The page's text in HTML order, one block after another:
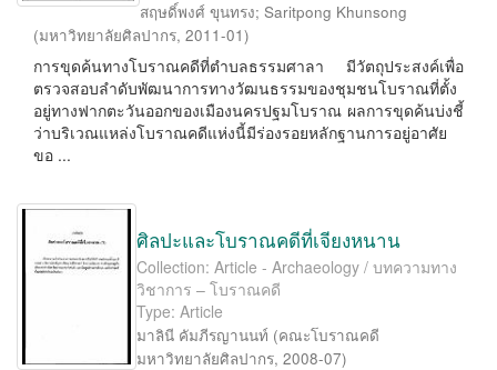
สฤษดิ์พงศ์ ขุนทรง; Saritpong Khunsong
(มหาวิทยาลัยศิลปากร, 2011-01)
การขุดค้นทางโบราณคดีที่ตำบลธรรมศาลา มีวัตถุประสงค์เพื่อ
ตรวจสอบลำดับพัฒนาการทางวัฒนธรรมของชุมชนโบราณที่ตั้ง
อยู่ทางฟากตะวันออกของเมืองนครปฐมโบราณ ผลการขุดค้นบ่งชี้
ว่าบริเวณแหล่งโบราณคดีแห่งนี้มีร่องรอยหลักฐานการอยู่อาศัย
ขอ ...
ศิลปะและโบราณคดีที่เจียงหนาน
Collection: Article - Archaeology / บทความทาง
วิชาการ – โบราณคดี
Type: Article
มาลินี คัมภีรญานนท์ (คณะโบราณคดี
มหาวิทยาลัยศิลปากร, 2008-07)